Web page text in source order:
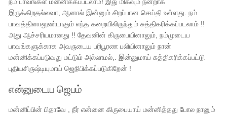
இருக்கிறதல்லவா, ஆனால் இன்னும் சிறப்பான செய்தி உள்ளது. நம்
பாவத்தினாலுண்டாகும் எந்த கறையிலிருந்தும் சுத்திகரிக்கப்படலாம் !!
அது ஆச்சரியமானது !! தேவனின் கிருபையினாலும், நம்முடைய
பாவங்களுக்காக அவருடைய பரிபூரண பலியினாலும் நான்
மன்னிக்கப்படுவது மட்டும் அல்லாமல்,. இன்னுமாய் சுத்திகரிக்கப்பட்டு
புதியசிருஷ்டியுமாய் ஜெநிபிக்கப்படுகிறேன் !
என்னுடைய ஜெபம்
மன்னிப்பின் பிதாவே , நீர் என்னை கிருபையாய் மன்னித்தது போல நானும்